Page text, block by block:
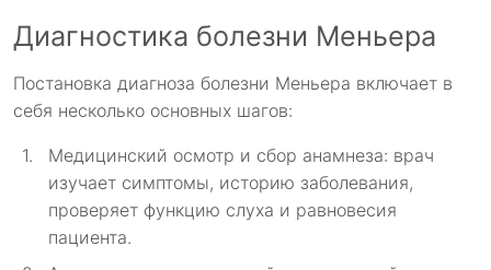
Диагностика болезни Меньера
Постановка диагноза болезни Меньера включает в
себя несколько основных шагов:
Медицинский осмотр и сбор анамнеза: врач
изучает симптомы, историю заболевания,
проверяет функцию слуха и равновесия
пациента.